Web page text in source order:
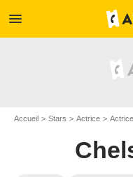
menu
Accueil Stars Actrice